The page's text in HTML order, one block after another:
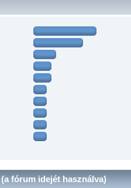
fórum idejét használva)